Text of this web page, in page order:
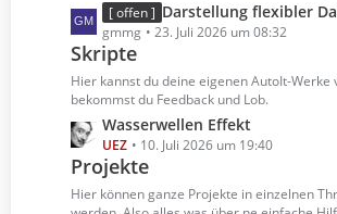
ä
g
e
L
e
t
z
t
e
B
e
i
t
[ offen ] Darstellung flexibler
gmmg 23. Juli 2026 um 08:32
Skripte
Hier kannst du deine eigenen AutoIt-Werke
bekommst du Feedback und Lob.
L
e
t
z
Wasserwellen Effekt
UEZ 10. Juli 2026 um 19:40
Projekte
Hier können ganze Projekte in einzelnen